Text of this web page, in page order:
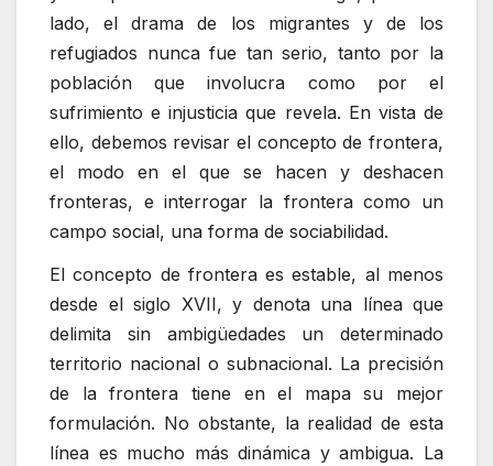
lado, el drama de los migrantes y de los
refugiados nunca fue tan serio, tanto por la
población que involucra como por el
sufrimiento e injusticia que revela. En vista de
ello, debemos revisar el concepto de frontera,
el modo en el que se hacen y deshacen
fronteras, e interrogar la frontera como un
campo social, una forma de sociabilidad.
El concepto de frontera es estable, al menos
desde el siglo XVII, y denota una línea que
delimita sin ambigüedades un determinado
territorio nacional o subnacional. La precisión
de la frontera tiene en el mapa su mejor
formulación. No obstante, la realidad de esta
línea es mucho más dinámica y ambigua. La